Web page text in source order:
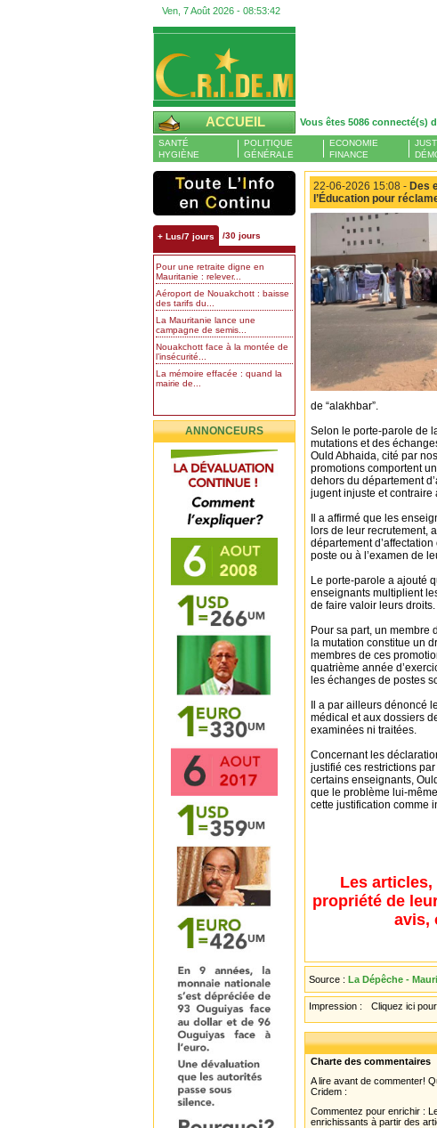
Ven, 7 Août 2026 - 08:53:43
ACCUEIL Vous êtes 5086 connecté(s)
SANTÉ
HYGIÈNE
POLITIQUE
GÉNÉRALE
ECONOMIE
FINANCE
+ Lus/7 jours /30 jours
Pour une retraite digne en
Mauritanie : relever...
Aéroport de Nouakchott : baisse
des tarifs du...
La Mauritanie lance une
campagne de semis...
Nouakchott face à la montée de
l’insécurité...
La mémoire effacée : quand la
mairie de...
ANNONCEURS
22-06-2026 15:08 - Des
l’Éducation pour
de “alakhbar”.
Selon le porte-parole de
mutations et des
Ould Abhaida, cité par
promotions comportent
dehors du département
jugent injuste et contraire
Il a affirmé que les
lors de leur recrutement,
département
poste ou à l’examen de
Le porte-parole a ajouté
enseignants multiplient
de faire valoir leurs droits.
Pour sa part, un membre
la mutation constitue un
membres de ces
quatrième année
les échanges de postes
Il a par ailleurs dénoncé
médical et aux dossiers
examinées ni traitées.
Concernant les
justifié ces restrictions
certains enseignants,
que le problème lui-
cette justification comme
Les
propriété de
avis,
Source : La Dépêche -
Impression : Cliquez ici
Charte des commentaires
A lire avant de commenter!
Cridem :
Commentez pour enrichir :
enrichissants à partir des